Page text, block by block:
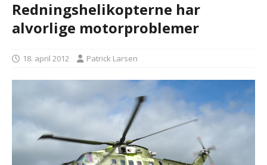
Redningshelikopterne har
alvorlige motorproblemer
18. april 2012 Patrick Larsen